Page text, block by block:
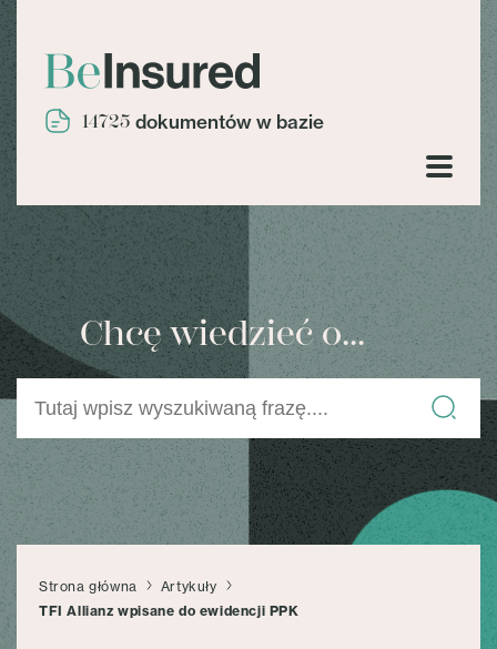
14725 dokumentów w bazie
Chcę wiedzieć o...
Strona główna
Artykuły
TFI Allianz wpisane do ewidencji PPK